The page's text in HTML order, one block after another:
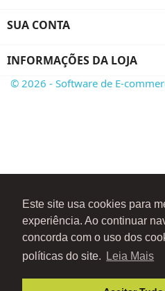
Este site usa cookies para
experiência. Ao continuar
concorda com o uso dos
políticas do site.
Leia Mais
SUA CONTA
INFORMAÇÕES DA LOJA
© 2026 - Software de E-